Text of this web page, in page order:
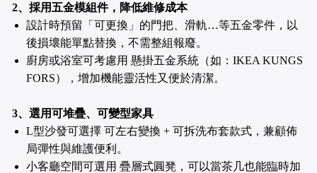
2、採用五金模組件，降低維修成本
設計時預留「可更換」的門把、滑軌…等五金零件，以
後損壞能單點替換，不需整組報廢。
廚房或浴室可考慮用 懸掛五金系統（如：IKEA KUNGS
FORS），增加機能靈活性又便於清潔。
3、選用可堆疊、可變型家具
L型沙發可選擇 可左右變換 + 可拆洗布套款式，兼顧佈
局彈性與維護便利。
小客廳空間可選用 疊層式圓凳，可以當茶几也能臨時加